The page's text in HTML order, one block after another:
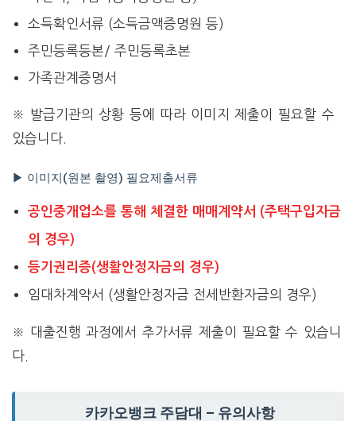
소득확인서류 (소득금액증명원 등)
주민등록등본/ 주민등록초본
가족관계증명서
※ 발급기관의 상황 등에 따라 이미지 제출이 필요할 수
있습니다.
▶ 이미지(원본 촬영) 필요제출서류
공인중개업소를 통해 체결한 매매계약서 (주택구입자금
의 경우)
등기권리증(생활안정자금의 경우)
임대차계약서 (생활안정자금 전세반환자금의 경우)
※ 대출진행 과정에서 추가서류 제출이 필요할 수 있습니
다.
카카오뱅크 주담대 – 유의사항